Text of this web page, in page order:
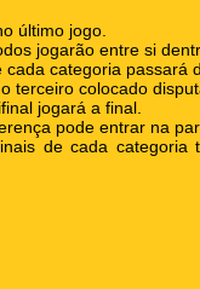
último jogo.
jogarão entre si
categoria passará
terceiro colocado
jogará a final.
pode entrar na
de cada categoria